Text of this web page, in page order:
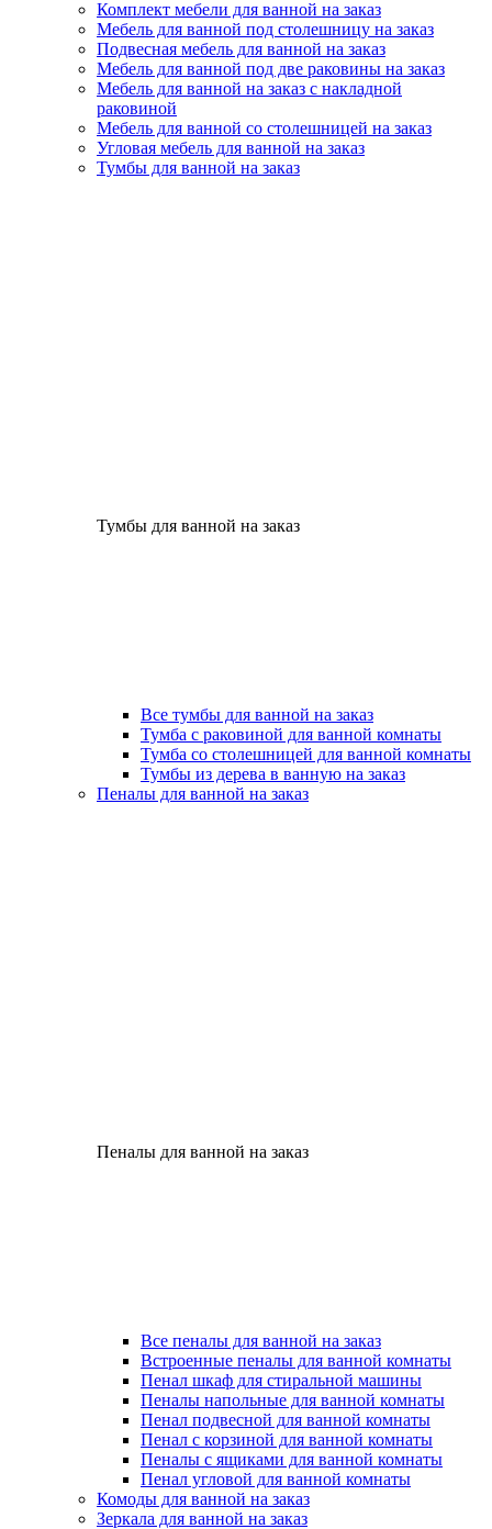
Комплект мебели для ванной на заказ
Мебель для ванной под столешницу на заказ
Подвесная мебель для ванной на заказ
Мебель для ванной под две раковины на заказ
Мебель для ванной на заказ с накладной
раковиной
Мебель для ванной со столешницей на заказ
Угловая мебель для ванной на заказ
Тумбы для ванной на заказ
Тумбы для ванной на заказ
Все тумбы для ванной на заказ
Тумба с раковиной для ванной комнаты
Тумба со столешницей для ванной комнаты
Тумбы из дерева в ванную на заказ
Пеналы для ванной на заказ
Пеналы для ванной на заказ
Все пеналы для ванной на заказ
Встроенные пеналы для ванной комнаты
Пенал шкаф для стиральной машины
Пеналы напольные для ванной комнаты
Пенал подвесной для ванной комнаты
Пенал с корзиной для ванной комнаты
Пеналы с ящиками для ванной комнаты
Пенал угловой для ванной комнаты
Комоды для ванной на заказ
Зеркала для ванной на заказ